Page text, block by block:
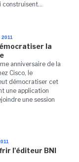
la
anniversaire de la
Cisco, le
démocratiser cet
une application
une session
l'éditeur BNI